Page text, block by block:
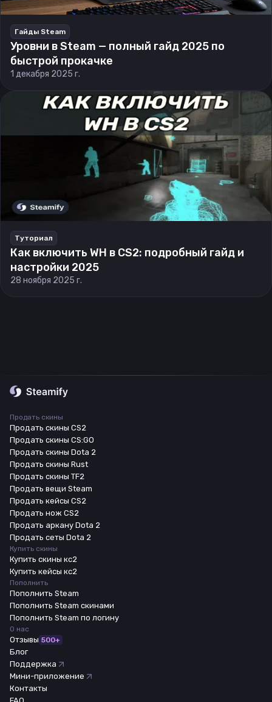
Гайды Steam
Уровни в Steam — полный гайд 2025 по
быстрой прокачке
1 декабря 2025 г.
Туториал
Как включить WH в CS2: подробный гайд и
настройки 2025
28 ноября 2025 г.
Продать скины
Продать скины CS2
Продать скины CS:GO
Продать скины Dota 2
Продать скины Rust
Продать скины TF2
Продать вещи Steam
Продать кейсы CS2
Продать нож CS2
Продать аркану Dota 2
Продать сеты Dota 2
Купить скины
Купить скины кс2
Купить кейсы кс2
Пополнить
Пополнить Steam
Пополнить Steam скинами
Пополнить Steam по логину
О нас
Отзывы 500+
Блог
Поддержка
Мини-приложение
Контакты